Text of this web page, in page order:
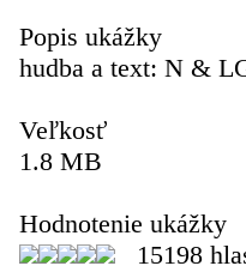
Popis ukážky
hudba a text: N &
Veľkosť
1.8 MB
Hodnotenie ukážky
15198